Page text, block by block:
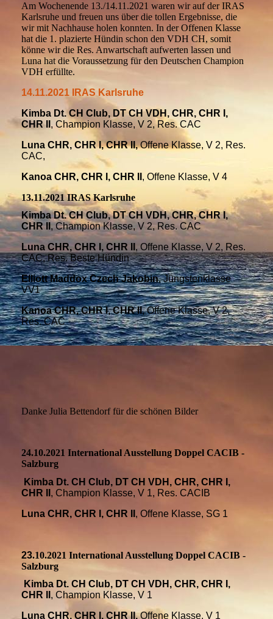
Am Wochenende 13./14.11.2021 waren wir auf der IRAS
Karlsruhe und freuen uns über die tollen Ergebnisse, die
wir mit Nachhause holen konnten. In der Offenen Klasse
hat die 1. plazierte Hündin schon den VDH CH, somit
könne wir die Res. Anwartschaft aufwerten lassen und
Luna hat die Voraussetzung für den Deutschen Champion
VDH erfüllte.
14.11.2021 IRAS Karlsruhe
Kimba Dt. CH Club, DT CH VDH, CHR, CHR I,
CHR II , Champion Klasse, V 2, Res. CAC
Luna CHR, CHR I, CHR II,Offene Klasse, V 2, Res.
CAC,
Kanoa CHR, CHR I, CHR II , Offene Klasse, V 4
13.11.2021 IRAS Karlsruhe
Kimba Dt. CH Club, DT CH VDH, CHR, CHR I,
CHR II , Champion Klasse, V 2, Res. CAC
Luna CHR, CHR I, CHR II , Offene Klasse, V 2, Res.
CAC, Res. Beste Hündin
Elliott Maddox Czech Jakobin, Jüngstenklasse
VV1
Kanoa CHR, CHR I, CHR II, Offene Klasse, V 2,
Res. CAC
Danke Julia Bettendorf für die schönen Bilder
24.10.2021 International Ausstellung Doppel CACIB -
Salzburg
Kimba Dt. CH Club, DT CH VDH, CHR, CHR I,
CHR II , Champion Klasse, V 1, Res. CACIB
Luna CHR, CHR I, CHR II , Offene Klasse, SG 1
23.10.2021 International Ausstellung Doppel CACIB -
Salzburg
Kimba Dt. CH Club, DT CH VDH, CHR, CHR I,
CHR II , Champion Klasse, V 1
Luna CHR, CHR I, CHR II,Offene Klasse, V 1